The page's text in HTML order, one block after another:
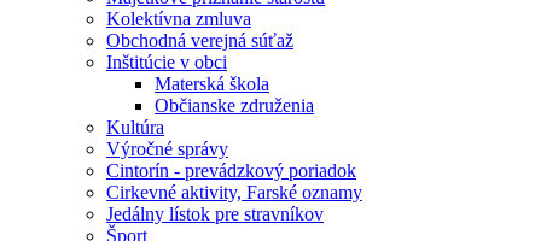
Kolektívna zmluva
Obchodná verejná súťaž
Inštitúcie v obci
Materská škola
Občianske združenia
Kultúra
Výročné správy
Cintorín - prevádzkový poriadok
Cirkevné aktivity, Farské oznamy
Jedálny lístok pre stravníkov
Šport